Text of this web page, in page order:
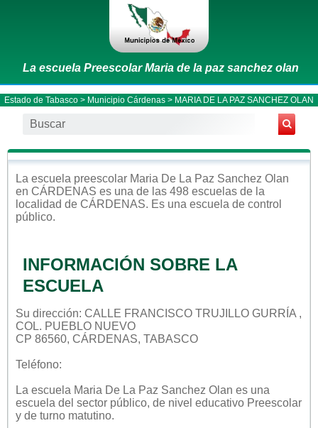
La escuela Preescolar Maria de la paz sanchez olan
Estado de Tabasco > Municipio Cárdenas > MARIA DE LA PAZ SANCHEZ OLAN
La escuela preescolar Maria De La Paz Sanchez Olan
en CÁRDENAS es una de las 498 escuelas de la
localidad de CÁRDENAS. Es una escuela de control
público.
INFORMACIÓN SOBRE LA
ESCUELA
Su dirección: CALLE FRANCISCO TRUJILLO GURRÍA ,
COL. PUEBLO NUEVO
CP 86560, CÁRDENAS, TABASCO
Teléfono:
La escuela Maria De La Paz Sanchez Olan es una
escuela del sector público, de nivel educativo Preescolar
y de turno matutino.